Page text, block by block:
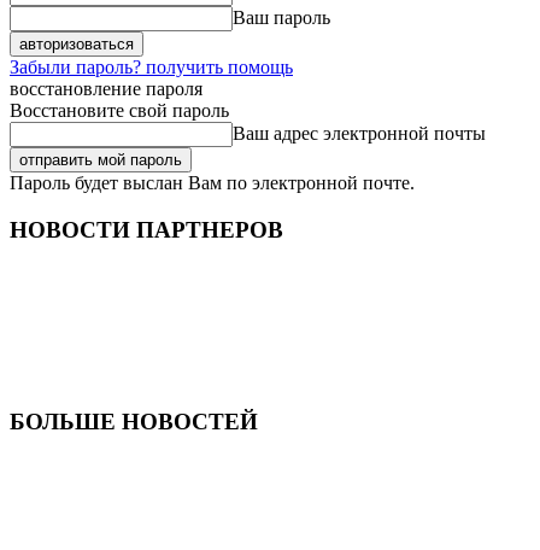
Ваш пароль
Забыли пароль? получить помощь
восстановление пароля
Восстановите свой пароль
Ваш адрес электронной почты
Пароль будет выслан Вам по электронной почте.
НОВОСТИ ПАРТНЕРОВ
БОЛЬШЕ НОВОСТЕЙ